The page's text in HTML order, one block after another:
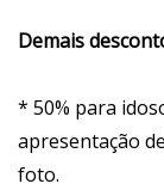
Demais
* 50% para
apresentação
foto.